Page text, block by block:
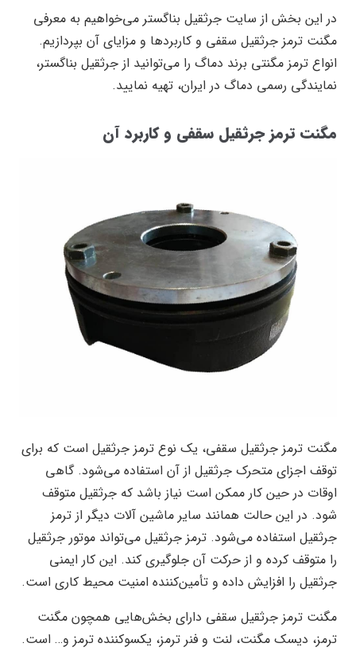
در این بخش از سایت جرثقیل بناگستر می‌خواهیم به معرفی
مگنت ترمز جرثقیل سقفی و کاربرد‌ها و مزایای آن بپردازیم.
انواع ترمز مگنتی برند دماگ را می‌توانید از جرثقیل بناگستر،
نمایندگی رسمی دماگ در ایران، تهیه نمایید.
مگنت ترمز جرثقیل سقفی و کاربرد آن
مگنت ترمز جرثقیل سقفی، یک نوع ترمز جرثقیل است که برای
توقف اجزای متحرک جرثقیل از آن استفاده می‌شود. گاهی
اوقات در حین کار ممکن است نیاز باشد که جرثقیل متوقف
شود. در این حالت همانند سایر ماشین آلات دیگر از ترمز
جرثقیل استفاده می‌شود. ترمز جرثقیل می‌تواند موتور جرثقیل
را متوقف کرده و از حرکت آن جلوگیری کند. این کار ایمنی
جرثقیل را افزایش داده و تأمین‌کننده امنیت محیط کاری است.
مگنت ترمز جرثقیل سقفی دارای بخش‌هایی همچون مگنت
ترمز، دیسک مگنت، لنت و فنر ترمز، یکسو‌کننده ترمز و… است.